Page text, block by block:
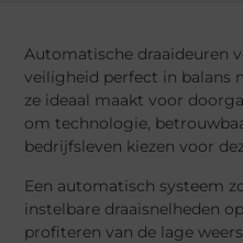
Automatische draaideuren
veiligheid perfect in balans
ze ideaal maakt voor
om technologie,
bedrijfsleven kiezen voor
Een automatisch systeem
instelbare draaisnelheden
profiteren van de lage